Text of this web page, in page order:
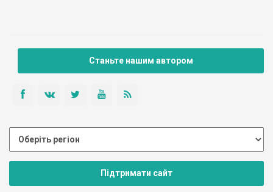
Станьте нашим автором
Підтримати сайт